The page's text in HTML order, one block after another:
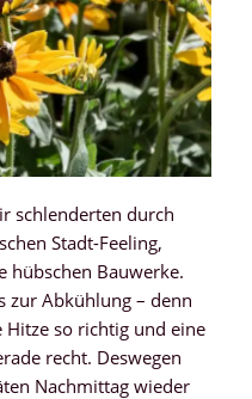
schlenderten durch
Stadt-Feeling,
hübschen Bauwerke.
zur Abkühlung – denn
so richtig und eine
recht. Deswegen
Nachmittag wieder